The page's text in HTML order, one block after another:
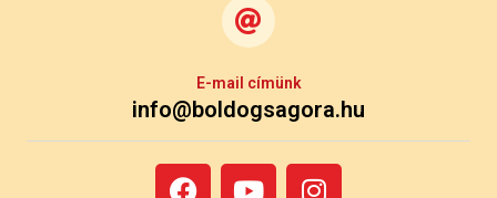
E-mail címünk
info@boldogsagora.hu